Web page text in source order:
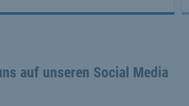
auf unseren Social Media